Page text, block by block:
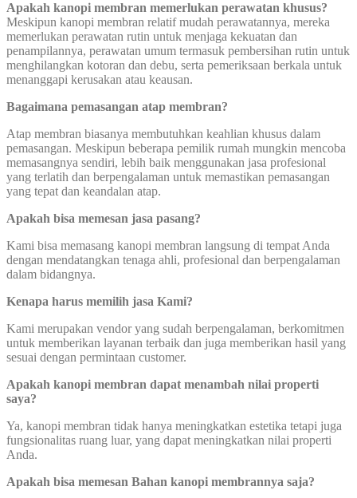
Apakah kanopi membran memerlukan perawatan khusus?
Meskipun kanopi membran relatif mudah perawatannya, mereka
memerlukan perawatan rutin untuk menjaga kekuatan dan
penampilannya, perawatan umum termasuk pembersihan rutin untuk
menghilangkan kotoran dan debu, serta pemeriksaan berkala untuk
menanggapi kerusakan atau keausan.
Bagaimana pemasangan atap membran?
Atap membran biasanya membutuhkan keahlian khusus dalam
pemasangan. Meskipun beberapa pemilik rumah mungkin mencoba
memasangnya sendiri, lebih baik menggunakan jasa profesional
yang terlatih dan berpengalaman untuk memastikan pemasangan
yang tepat dan keandalan atap.
Apakah bisa memesan jasa pasang?
Kami bisa memasang kanopi membran langsung di tempat Anda
dengan mendatangkan tenaga ahli, profesional dan berpengalaman
dalam bidangnya.
Kenapa harus memilih jasa Kami?
Kami merupakan vendor yang sudah berpengalaman, berkomitmen
untuk memberikan layanan terbaik dan juga memberikan hasil yang
sesuai dengan permintaan customer.
Apakah kanopi membran dapat menambah nilai properti
saya?
Ya, kanopi membran tidak hanya meningkatkan estetika tetapi juga
fungsionalitas ruang luar, yang dapat meningkatkan nilai properti
Anda.
Apakah bisa memesan Bahan kanopi membrannya saja?